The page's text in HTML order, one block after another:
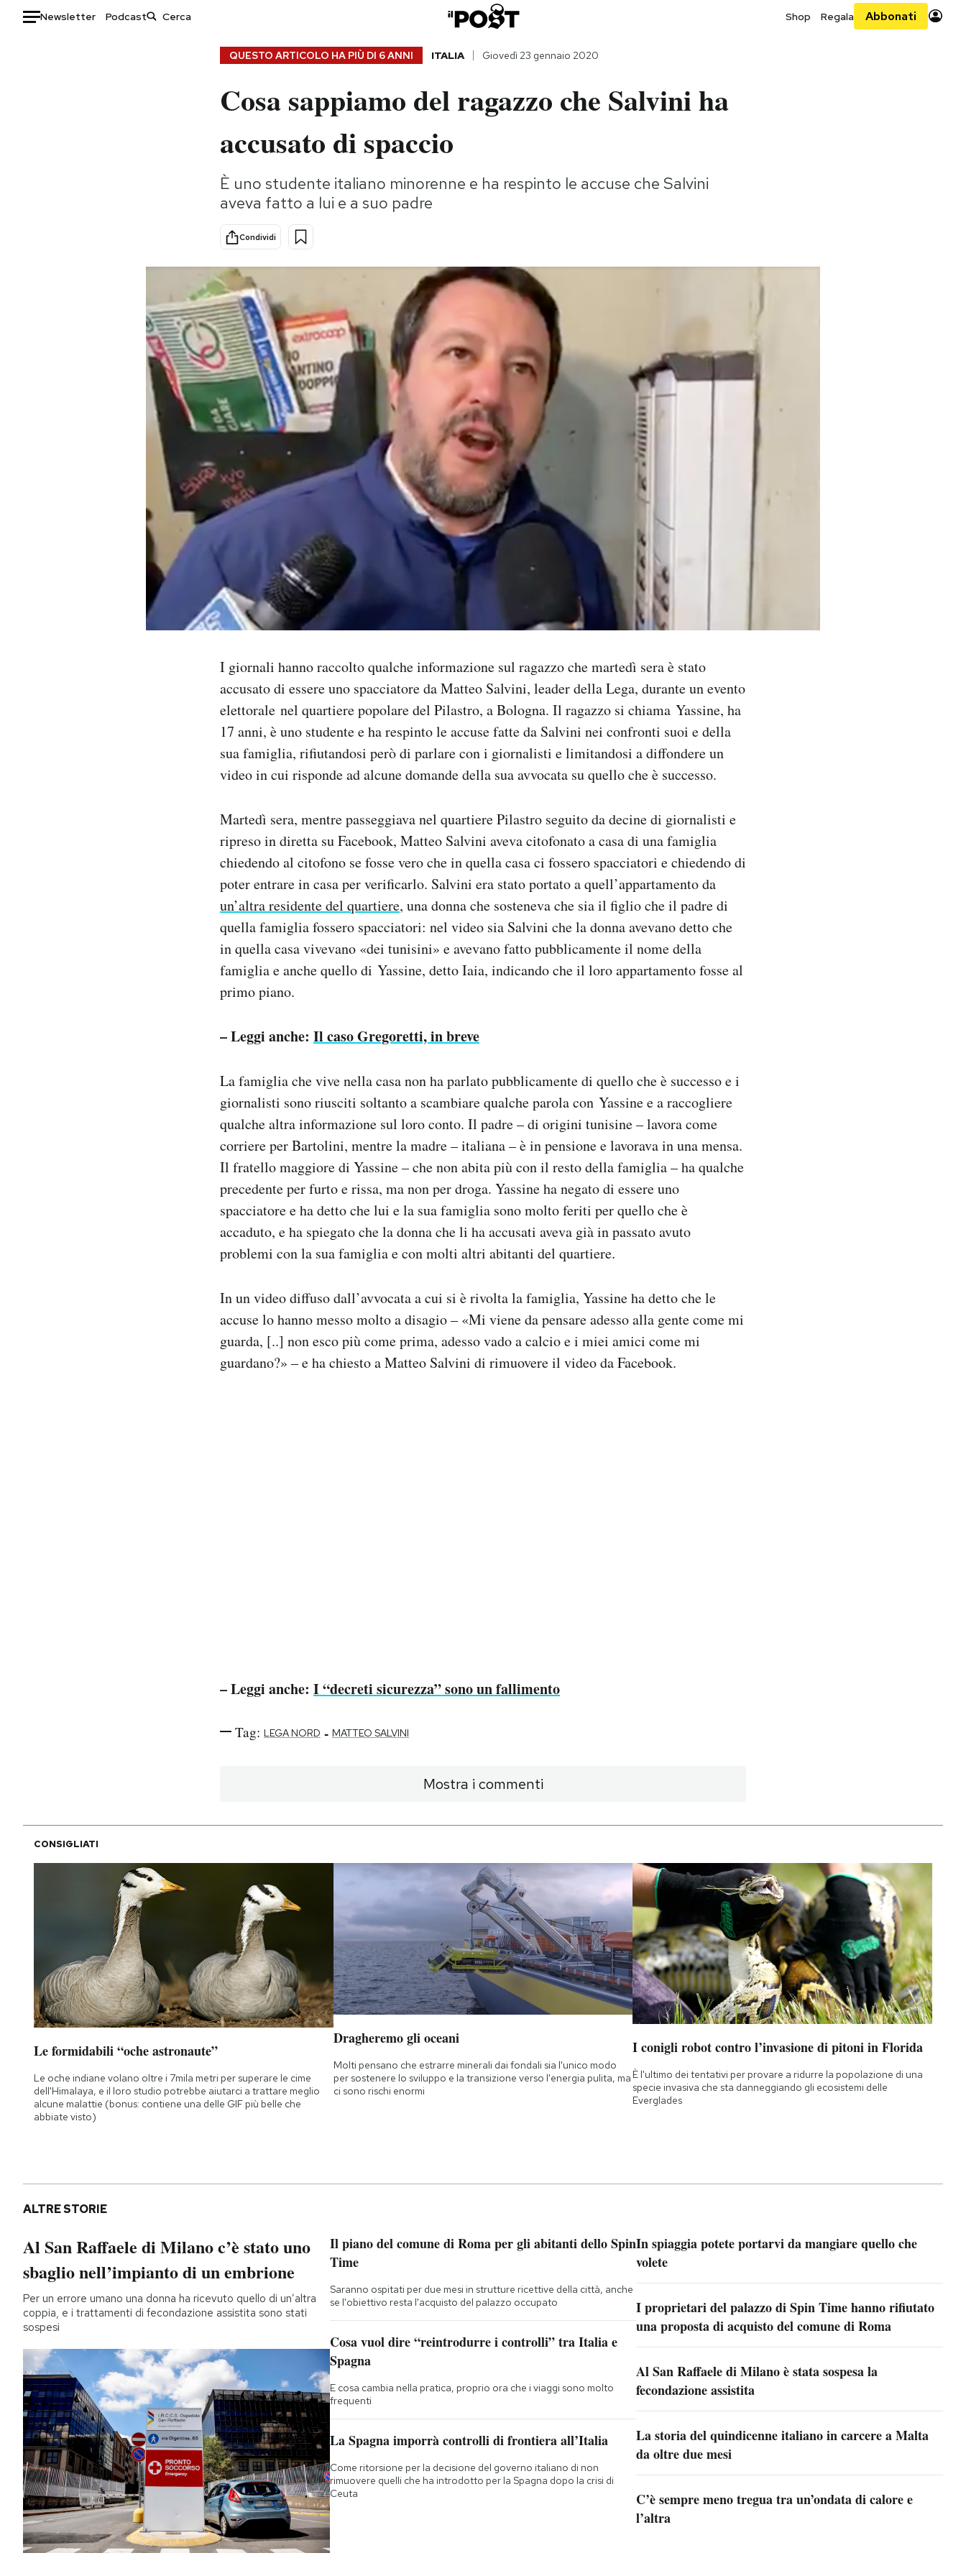
Newsletter Podcast Shop Regala Abbonati
Storie/Idee
Ok Boomer!
Altrecose
Mondiali calcio 2026
QUESTO ARTICOLO HA PIÙ DI 6 ANNI ITALIA Giovedì 23 gennaio 2020
Cosa sappiamo del ragazzo che Salvini ha
accusato di spaccio
È uno studente italiano minorenne e ha respinto le accuse che Salvini
aveva fatto a lui e a suo padre
Condividi
I giornali hanno raccolto qualche informazione sul ragazzo che martedì sera è stato
accusato di essere uno spacciatore da Matteo Salvini, leader della Lega, durante un evento
elettorale nel quartiere popolare del Pilastro, a Bologna. Il ragazzo si chiama Yassine, ha
17 anni, è uno studente e ha respinto le accuse fatte da Salvini nei confronti suoi e della
sua famiglia, rifiutandosi però di parlare con i giornalisti e limitandosi a diffondere un
video in cui risponde ad alcune domande della sua avvocata su quello che è successo.
Martedì sera, mentre passeggiava nel quartiere Pilastro seguito da decine di giornalisti e
ripreso in diretta su Facebook, Matteo Salvini aveva citofonato a casa di una famiglia
chiedendo al citofono se fosse vero che in quella casa ci fossero spacciatori e chiedendo di
poter entrare in casa per verificarlo. Salvini era stato portato a quell’appartamento da
un’altra residente del quartiere, una donna che sosteneva che sia il figlio che il padre di
quella famiglia fossero spacciatori: nel video sia Salvini che la donna avevano detto che
in quella casa vivevano «dei tunisini» e avevano fatto pubblicamente il nome della
famiglia e anche quello di Yassine, detto Iaia, indicando che il loro appartamento fosse al
primo piano.
– Leggi anche: Il caso Gregoretti, in breve
La famiglia che vive nella casa non ha parlato pubblicamente di quello che è successo e i
giornalisti sono riusciti soltanto a scambiare qualche parola con Yassine e a raccogliere
qualche altra informazione sul loro conto. Il padre – di origini tunisine – lavora come
corriere per Bartolini, mentre la madre – italiana – è in pensione e lavorava in una mensa.
Il fratello maggiore di Yassine – che non abita più con il resto della famiglia – ha qualche
precedente per furto e rissa, ma non per droga. Yassine ha negato di essere uno
spacciatore e ha detto che lui e la sua famiglia sono molto feriti per quello che è
accaduto, e ha spiegato che la donna che li ha accusati aveva già in passato avuto
problemi con la sua famiglia e con molti altri abitanti del quartiere.
In un video diffuso dall’avvocata a cui si è rivolta la famiglia, Yassine ha detto che le
accuse lo hanno messo molto a disagio – «Mi viene da pensare adesso alla gente come mi
guarda, [..] non esco più come prima, adesso vado a calcio e i miei amici come mi
guardano?» – e ha chiesto a Matteo Salvini di rimuovere il video da Facebook.
– Leggi anche: I “decreti sicurezza” sono un fallimento
Tag: LEGA NORD - MATTEO SALVINI
Mostra i commenti
CONSIGLIATI
Le formidabili “oche astronaute”
Le oche indiane volano oltre i 7mila metri per superare le cime
dell'Himalaya, e il loro studio potrebbe aiutarci a trattare meglio
alcune malattie (bonus: contiene una delle GIF più belle che
abbiate visto)
Dragheremo gli oceani
Molti pensano che estrarre minerali dai fondali sia l'unico modo
per sostenere lo sviluppo e la transizione verso l'energia pulita, ma
ci sono rischi enormi
I conigli robot contro l’invasione di pitoni in Florida
È l'ultimo dei tentativi per provare a ridurre la popolazione di una
specie invasiva che sta danneggiando gli ecosistemi delle
Everglades
ALTRE STORIE
Al San Raffaele di Milano c’è stato uno
sbaglio nell’impianto di un embrione
Per un errore umano una donna ha ricevuto quello di un’altra
coppia, e i trattamenti di fecondazione assistita sono stati
sospesi
Il piano del comune di Roma per gli abitanti dello Spin
Time
Saranno ospitati per due mesi in strutture ricettive della città, anche
se l'obiettivo resta l'acquisto del palazzo occupato
Cosa vuol dire “reintrodurre i controlli” tra Italia e
Spagna
E cosa cambia nella pratica, proprio ora che i viaggi sono molto
frequenti
La Spagna imporrà controlli di frontiera all’Italia
Come ritorsione per la decisione del governo italiano di non
rimuovere quelli che ha introdotto per la Spagna dopo la crisi di
Ceuta
In spiaggia potete portarvi da mangiare quello che
volete
I proprietari del palazzo di Spin Time hanno rifiutato
una proposta di acquisto del comune di Roma
Al San Raffaele di Milano è stata sospesa la
fecondazione assistita
La storia del quindicenne italiano in carcere a Malta
da oltre due mesi
C’è sempre meno tregua tra un’ondata di calore e
l’altra